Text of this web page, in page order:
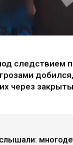
следствием
через